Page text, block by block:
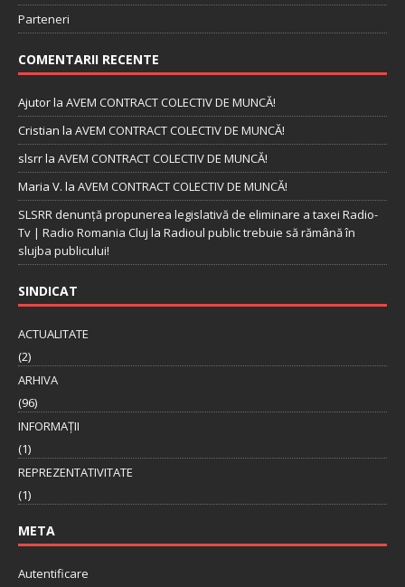
Parteneri
COMENTARII RECENTE
Ajutorla AVEM CONTRACT COLECTIV DE MUNCĂ!
Cristian la AVEM CONTRACT COLECTIV DE MUNCĂ!
slsrrla AVEM CONTRACT COLECTIV DE MUNCĂ!
Maria V. la AVEM CONTRACT COLECTIV DE MUNCĂ!
SLSRR denunţă propunerea legislativă de eliminare a taxei Radio-
Tv | Radio Romania Cluj la Radioul public trebuie să rămână în
slujba publicului!
SINDICAT
ACTUALITATE
(2)
ARHIVA
(96)
INFORMAȚII
(1)
REPREZENTATIVITATE
(1)
META
Autentificare